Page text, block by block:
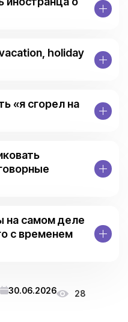
holiday
«я сгорел на
на самом деле
с временем
30.06.2026 28